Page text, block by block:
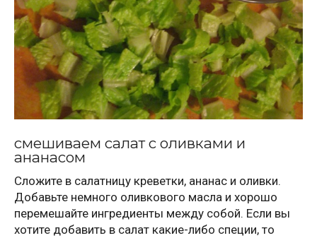
смешиваем салат с оливками и
ананасом
Сложите в салатницу креветки, ананас и оливки.
Добавьте немного оливкового масла и хорошо
перемешайте ингредиенты между собой. Если вы
хотите добавить в салат какие-либо специи, то